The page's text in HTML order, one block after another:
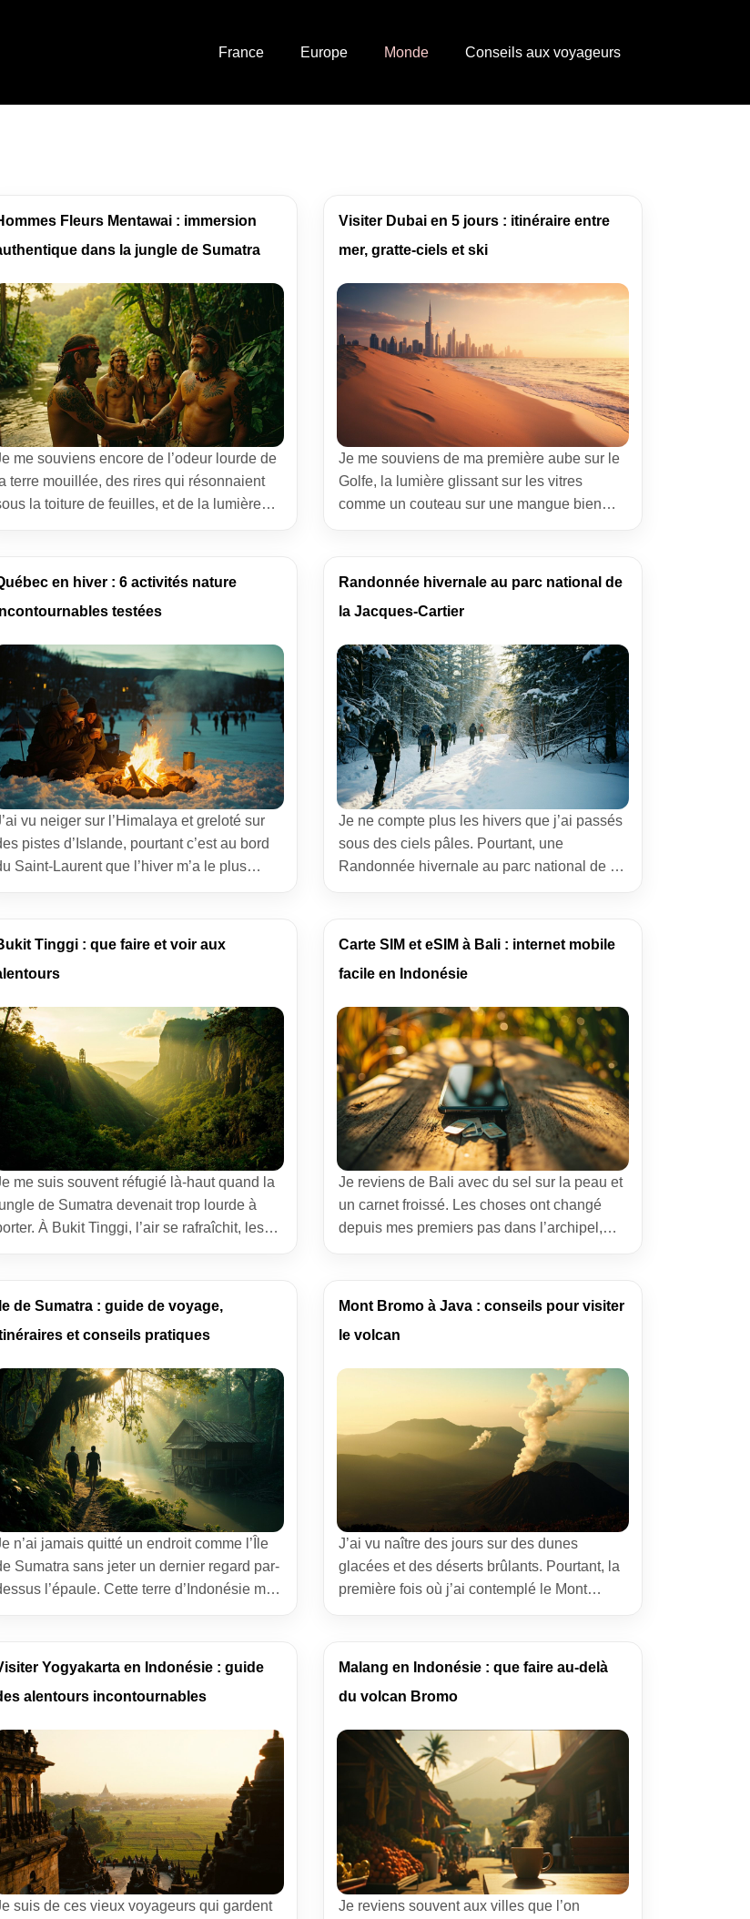
France Europe Monde Conseils aux voyageurs
Fleurs Mentawai : immersion
dans la jungle de Sumatra
me souviens encore de l’odeur lourde de
terre mouillée, des rires qui résonnaient
la toiture de feuilles, et de la lumière
rencontrer les Hommes-fleurs Mentawai,
curieux et humble, avec l’idée de me laisser
par une autre manière de vivre. […]
Visiter Dubai en 5 jours : itinéraire entre
mer, gratte-ciels et ski
Je me souviens de ma première aube sur le
Golfe, la lumière glissant sur les vitres
comme un couteau sur une mangue bien
l’océan, les tours qui mordent le ciel… et
même des skis au cœur du désert. J’ai
bourlingué […]
en hiver : 6 activités nature
testées
vu neiger sur l’Himalaya et greloté sur
pistes d’Islande, pourtant c’est au bord
Saint-Laurent que l’hiver m’a le plus
expériences vécues sans fard, avec mes
mes hésitations, et […]
Randonnée hivernale au parc national de
la Jacques-Cartier
Je ne compte plus les hivers que j’ai passés
sous des ciels pâles. Pourtant, une
Randonnée hivernale au parc national de la
la vallée s’ouvre comme un livre ancien :
silence qu’on entend. […]
Tinggi : que faire et voir aux
me suis souvent réfugié là-haut quand la
de Sumatra devenait trop lourde à
À Bukit Tinggi, l’air se rafraîchit, les
des chats au petit matin. Vous
cherchez quoi faire et quoi voir aux
? Je vous […]
Carte SIM et eSIM à Bali : internet mobile
facile en Indonésie
Je reviens de Bali avec du sel sur la peau et
un carnet froissé. Les choses ont changé
depuis mes premiers pas dans l’archipel,
Quand on parle de Carte SIM et eSIM à Bali,
on parle d’un compagnon invisible.
Commander un […]
Île de Sumatra : guide de voyage,
et conseils pratiques
n’ai jamais quitté un endroit comme l’Île
Sumatra sans jeter un dernier regard par-
l’épaule. Cette terre d’Indonésie m’a
sourires échangés devant un café noir.
Ce guide est celui d’un vieux compagnon de
qui vous parle droit: […]
Mont Bromo à Java : conseils pour visiter
le volcan
J’ai vu naître des jours sur des dunes
glacées et des déserts brûlants. Pourtant, la
première fois où j’ai contemplé le Mont
fume, une mer de cendre qui étouffe les
sons, des silhouettes de jeeps au loin, et […]
Yogyakarta en Indonésie : guide
alentours incontournables
suis de ces vieux voyageurs qui gardent
Malang en Indonésie : que faire au-delà
du volcan Bromo
Je reviens souvent aux villes que l’on